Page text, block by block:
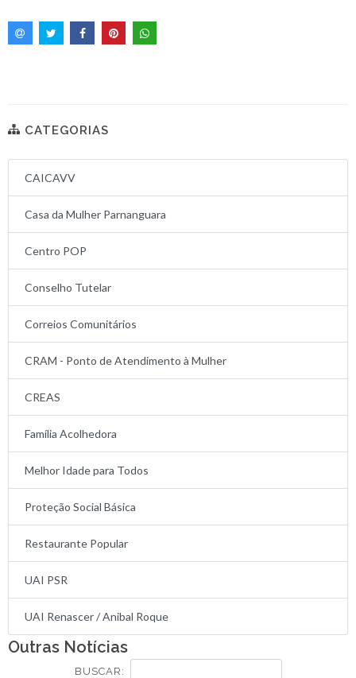
CATEGORIAS
CAICAVV
Casa da Mulher Parnanguara
Centro POP
Conselho Tutelar
Correios Comunitários
CRAM - Ponto de Atendimento à Mulher
CREAS
Família Acolhedora
Melhor Idade para Todos
Proteção Social Básica
Restaurante Popular
UAI PSR
UAI Renascer / Anibal Roque
Outras Notícias
BUSCAR: